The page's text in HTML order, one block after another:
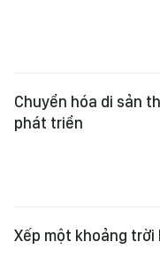
Chuyển hóa di sản
phát triển
Xếp một khoảng trời